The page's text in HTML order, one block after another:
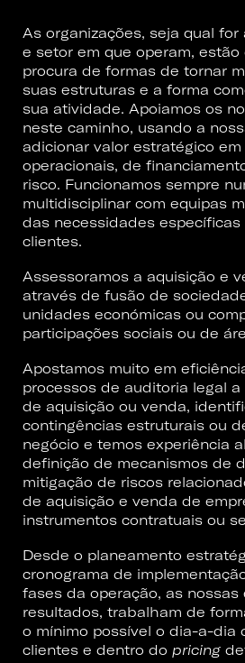
As organizações, seja qual
e setor em que operam,
procura de formas de tornar
suas estruturas e a forma
sua atividade. Apoiamos os
neste caminho, usando a
adicionar valor estratégico
operacionais, de
risco. Funcionamos sempre
multidisciplinar com equipas
das necessidades específicas
clientes.
Assessoramos a aquisição e
através de fusão de
unidades económicas ou
participações sociais ou de
Apostamos muito em
processos de auditoria legal
de aquisição ou venda,
contingências estruturais ou
negócio e temos experiência
definição de mecanismos de
mitigação de riscos
de aquisição e venda de
instrumentos contratuais ou
Desde o planeamento
cronograma de
fases da operação, as nossas
resultados, trabalham de
o mínimo possível o dia-a-dia
clientes e dentro do pricing